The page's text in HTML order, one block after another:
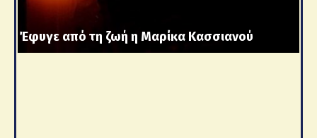
Έφυγε από τη ζωή η Μαρίκα Κασσιανού